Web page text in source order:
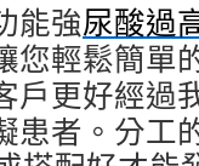
能強尿酸過
您輕鬆簡單
戶更好經過
患者。分工